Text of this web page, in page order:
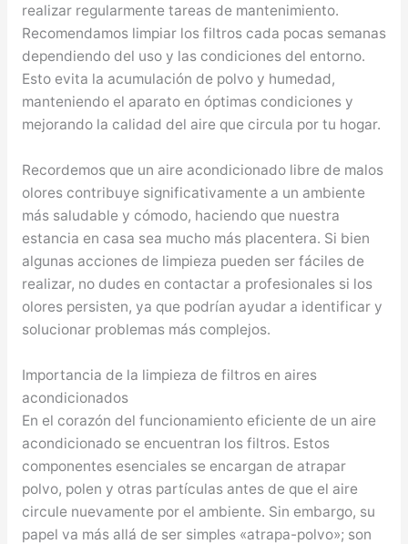
realizar regularmente tareas de mantenimiento.
Recomendamos limpiar los filtros cada pocas semanas
dependiendo del uso y las condiciones del entorno.
Esto evita la acumulación de polvo y humedad,
manteniendo el aparato en óptimas condiciones y
mejorando la calidad del aire que circula por tu hogar.
Recordemos que un aire acondicionado libre de malos
olores contribuye significativamente a un ambiente
más saludable y cómodo, haciendo que nuestra
estancia en casa sea mucho más placentera. Si bien
algunas acciones de limpieza pueden ser fáciles de
realizar, no dudes en contactar a profesionales si los
olores persisten, ya que podrían ayudar a identificar y
solucionar problemas más complejos.
Importancia de la limpieza de filtros en aires
acondicionados
En el corazón del funcionamiento eficiente de un aire
acondicionado se encuentran los filtros. Estos
componentes esenciales se encargan de atrapar
polvo, polen y otras partículas antes de que el aire
circule nuevamente por el ambiente. Sin embargo, su
papel va más allá de ser simples «atrapa-polvo»; son